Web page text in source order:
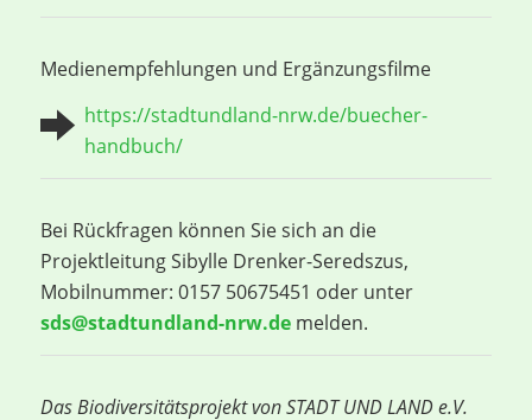
Medienempfehlungen und Ergänzungsfilme
https://stadtundland-nrw.de/buecher-
handbuch/
Bei Rückfragen können Sie sich an die
Projektleitung Sibylle Drenker-Seredszus,
Mobilnummer: 0157 50675451 oder unter
sds@stadtundland-nrw.de melden.
Das Biodiversitätsprojekt von STADT UND LAND e.V.